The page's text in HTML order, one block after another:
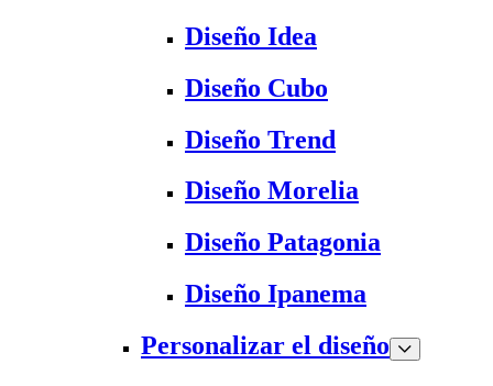
Diseño Idea
Diseño Cubo
Diseño Trend
Diseño Morelia
Diseño Patagonia
Diseño Ipanema
Personalizar el diseño